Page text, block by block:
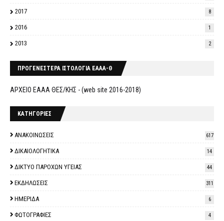
2017 8
2016 1
2013 2
ΠΡΟΓΕΝΕΣΤΕΡΑ ΙΣΤΟΛΟΓΙΑ ΕΑΑΑ-Θ
ΑΡΧΕΙΟ ΕΑΑΑ ΘΕΣ/ΚΗΣ - (web site 2016-2018)
ΚΑΤΗΓΟΡΙΕΣ
ΑΝΑΚΟΙΝΩΣΕΙΣ 617
ΔΙΚΑΙΟΛΟΓΗΤΙΚΑ 14
ΔΙΚΤΥΟ ΠΑΡΟΧΩΝ ΥΓΕΙΑΣ 44
ΕΚΔΗΛΩΣΕΙΣ 311
ΗΜΕΡΙΔΑ 6
ΦΩΤΟΓΡΑΦΙΕΣ 4